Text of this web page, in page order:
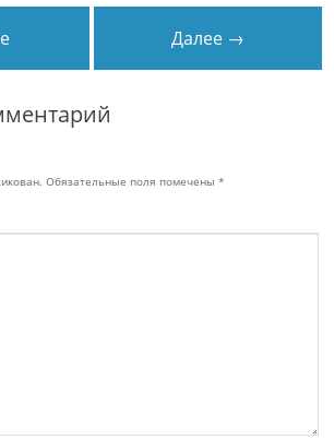
Далее →
Обязательные поля помечены*